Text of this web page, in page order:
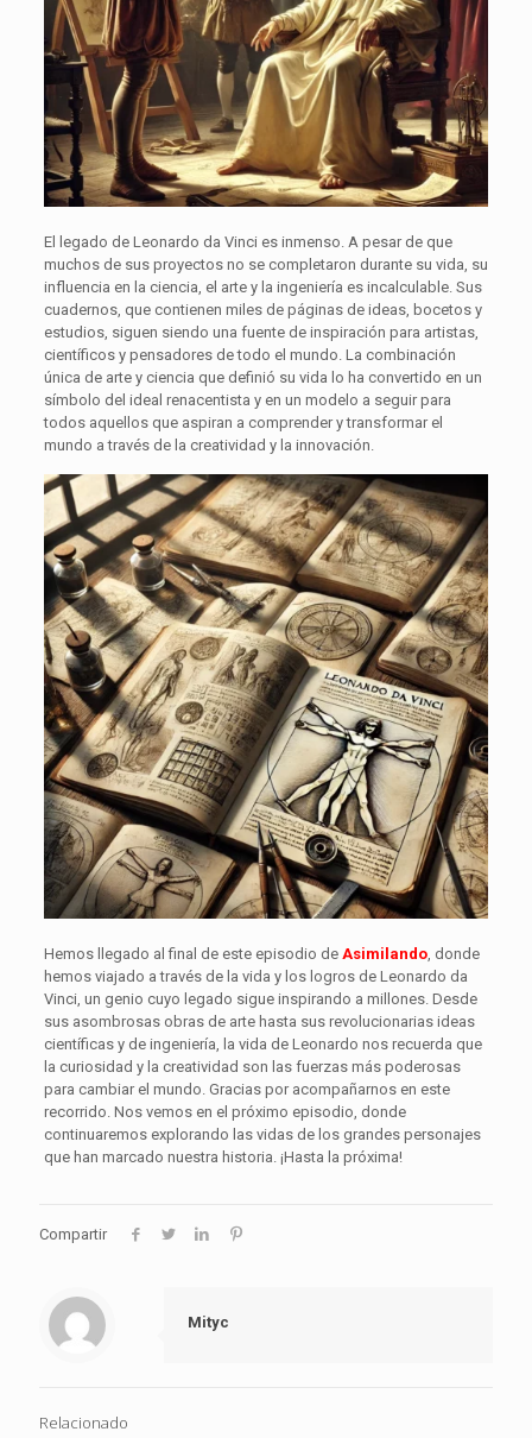
El legado de Leonardo da Vinci es inmenso. A pesar de que
muchos de sus proyectos no se completaron durante su vida, su
influencia en la ciencia, el arte y la ingeniería es incalculable. Sus
cuadernos, que contienen miles de páginas de ideas, bocetos y
estudios, siguen siendo una fuente de inspiración para artistas,
científicos y pensadores de todo el mundo. La combinación
única de arte y ciencia que definió su vida lo ha convertido en un
símbolo del ideal renacentista y en un modelo a seguir para
todos aquellos que aspiran a comprender y transformar el
mundo a través de la creatividad y la innovación.
Hemos llegado al final de este episodio de Asimilando, donde
hemos viajado a través de la vida y los logros de Leonardo da
Vinci, un genio cuyo legado sigue inspirando a millones. Desde
sus asombrosas obras de arte hasta sus revolucionarias ideas
científicas y de ingeniería, la vida de Leonardo nos recuerda que
la curiosidad y la creatividad son las fuerzas más poderosas
para cambiar el mundo. Gracias por acompañarnos en este
recorrido. Nos vemos en el próximo episodio, donde
continuaremos explorando las vidas de los grandes personajes
que han marcado nuestra historia. ¡Hasta la próxima!
Compartir
Mityc
Relacionado